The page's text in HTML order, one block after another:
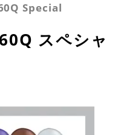
Special
スペシャ